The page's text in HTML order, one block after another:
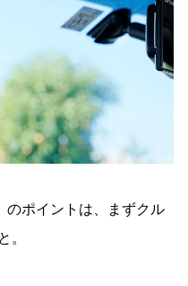
のポイントは、まずクル
。